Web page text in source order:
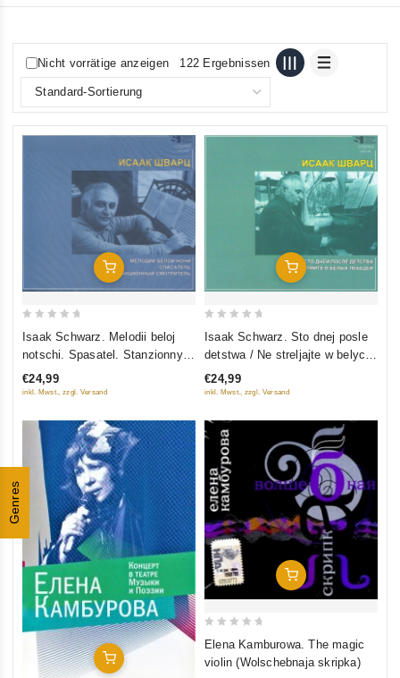
Genres
Nicht vorrätige anzeigen 122 Ergebnissen
In Den Warenkorb
5
Isaak Schwarz. Melodii beloj
notschi. Spasatel. Stanzionnyj
smotritel
€24,99
inkl. Mwst., zzgl. Versand
In Den Warenkorb
5
Isaak Schwarz. Sto dnej posle
detstwa / Ne streljajte w belych
lebedej
€24,99
inkl. Mwst., zzgl. Versand
In Den Warenkorb
In Den Warenkorb
Elena Kamburowa. The magic
violin (Wolschebnaja skripka)